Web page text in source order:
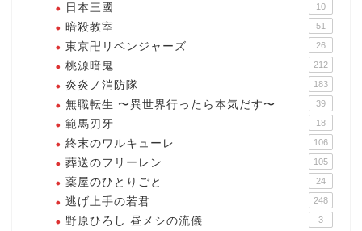
日本三國 10
暗殺教室 51
東京卍リベンジャーズ 26
桃源暗鬼 212
炎炎ノ消防隊 183
無職転生 〜異世界行ったら本気だす〜 39
範馬刃牙 18
終末のワルキューレ 106
葬送のフリーレン 105
薬屋のひとりごと 24
逃げ上手の若君 248
野原ひろし 昼メシの流儀 3